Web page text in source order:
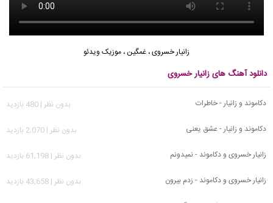
زانیار خسروی، غمگین ، موزیک ویدئو
دانلود آهنگ های زانیار خسروی
دکاموند و زانیار - خاطرات
بدون نظر | 480 بازدید
دکاموند و زانیار - عشق یعنی
بدون نظر | 2,070 بازدید
زانیار خسروی و دکاموند - نمیدونم
بدون نظر | 61,198 بازدید
زانیار خسروی و دکاموند - زدم بیرون
بدون نظر | 43,658 بازدید